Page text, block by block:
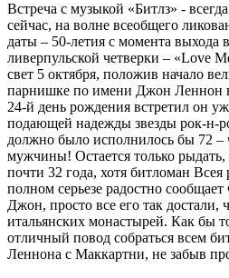
Встреча с музыкой «Битлз» -
сейчас, на волне всеобщего
даты – 50-летия с момента выхода
ливерпульской четверки – «Love
свет 5 октября, положив начало
парнишке по имени Джон Леннон
24-й день рождения встретил он
подающей надежды звезды рок-н-
должно было исполнилось бы 72 –
мужчины! Остается только
почти 32 года, хотя битломан
полном серьезе радостно
Джон, просто все его так достали,
итальянских монастырей. Как бы
отличный повод собраться всем
Леннона с Маккартни, не забыв